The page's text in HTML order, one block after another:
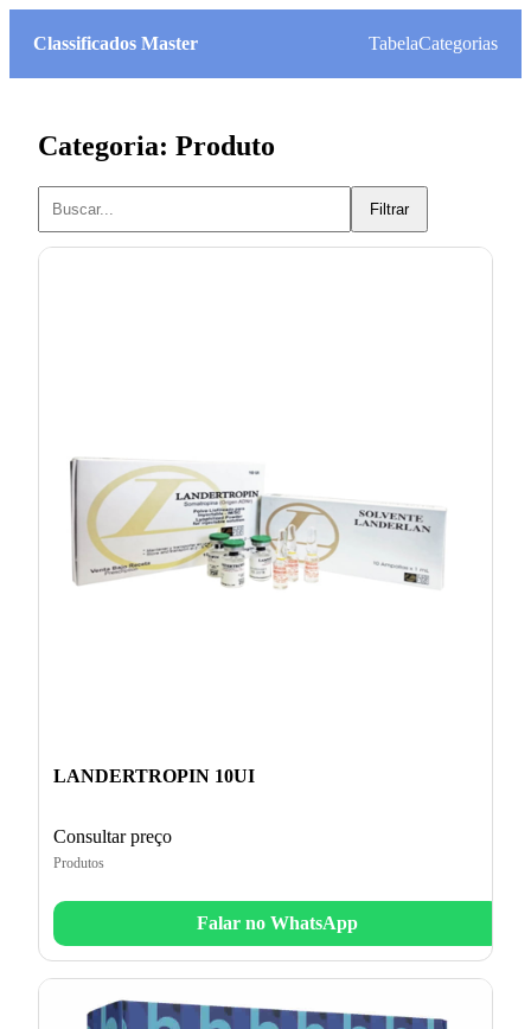
Classificados Master TabelaCategorias
Categoria: Produto
Filtrar
LANDERTROPIN 10UI
Consultar preço
Produtos
Falar no WhatsApp